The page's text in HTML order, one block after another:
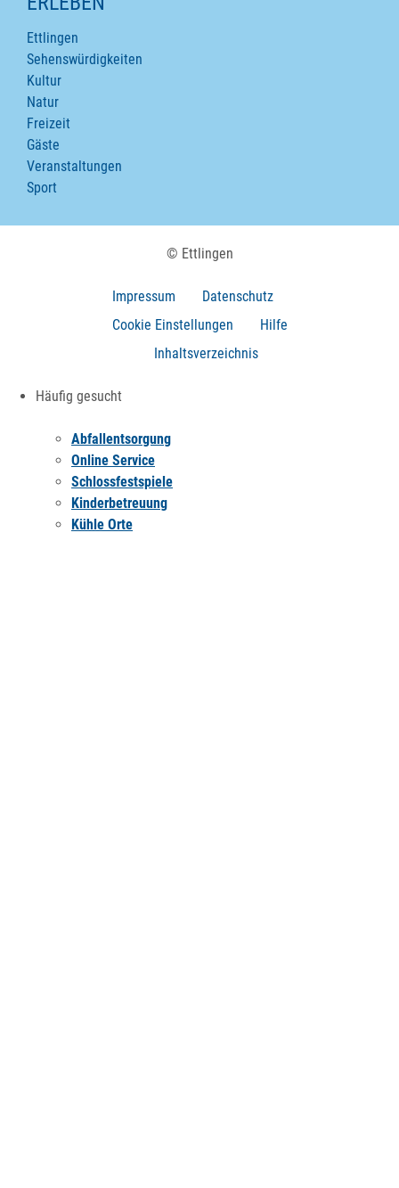
Ettlingen
Sehenswürdigkeiten
Kultur
Natur
Freizeit
Gäste
Veranstaltungen
Sport
© Ettlingen
Impressum
Datenschutz
Cookie Einstellungen
Hilfe
Inhaltsverzeichnis
Häufig gesucht
Abfallentsorgung
Online Service
Schlossfestspiele
Kinderbetreuung
Kühle Orte